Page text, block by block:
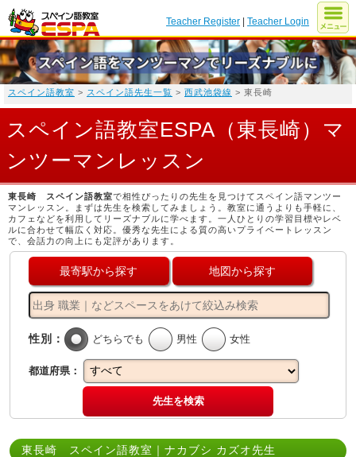
Teacher Register |Teacher Login
スペイン語教室 > スペイン語先生一覧 > 西武池袋線 > 東長崎
スペイン語教室ESPA（東長崎）マ
ンツーマンレッスン
東長崎 スペイン語教室で相性ぴったりの先生を見つけてスペイン語マンツー
マンレッスン。まずは先生を検索してみましょう。教室に通うよりも手軽に、
カフェなどを利用してリーズナブルに学べます。一人ひとりの学習目標やレベ
ルに合わせて幅広く対応。優秀な先生による質の高いプライベートレッスン
で、会話力の向上にも定評があります。
最寄駅から探す 地図から探す
性別： どちらでも 男性 女性
都道府県：
先生を検索
東長崎 スペイン語教室｜ナカブシ カズオ先生